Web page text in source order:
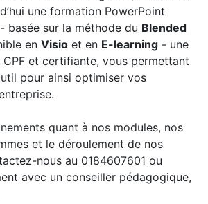
une formation PowerPoint
basée sur la méthode du Blended
en Visio et en E-learning - une
et certifiante, vous permettant
pour ainsi optimiser vos
quant à nos modules, nos
et le déroulement de nos
nous au 0184607601 ou
avec un conseiller pédagogique,